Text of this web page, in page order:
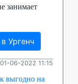
занимает
Ургенч
06-2022 11:15
выгодно на